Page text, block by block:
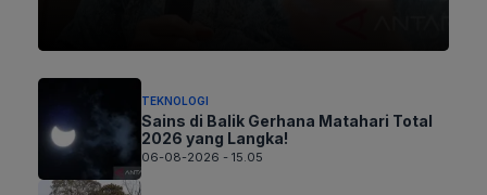
TEKNOLOGI
Sains di Balik Gerhana Matahari Total
2026 yang Langka!
06-08-2026 - 15.05